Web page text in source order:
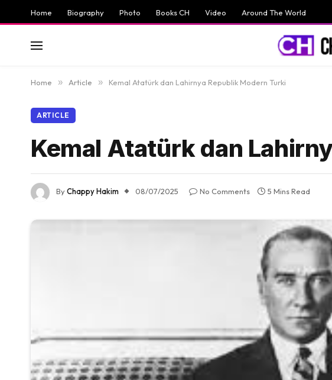
Home Biography Photo Books CH Video Around The World
Home » Article » Kemal Atatürk dan Lahirnya Republik Modern Turki
ARTICLE
Kemal Atatürk dan
ByChappy Hakim 08/07/2025 No Comments 5 Mins Read